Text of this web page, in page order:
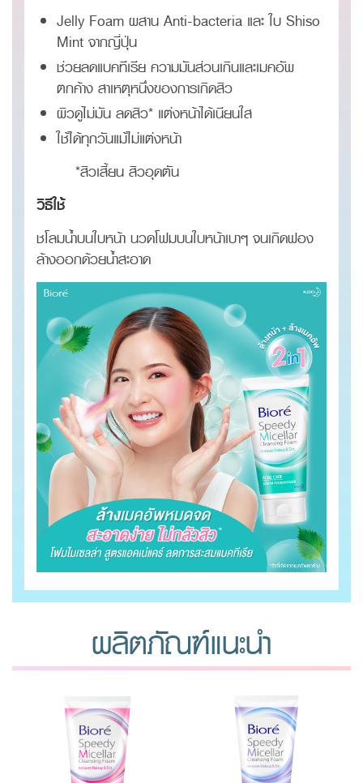
Jelly Foam ผสาน Anti-bacteria และ ใบ Shiso
Mint จากญี่ปุ่น
ช่วยลดแบคทีเรีย ความมันส่วนเกินและเมคอัพ
ตกค้าง สาเหตุหนึ่งของการเกิดสิว
ผิวดูไม่มัน ลดสิว* แต่งหน้าได้เนียนใส
ใช้ได้ทุกวันแม้ไม่แต่งหน้า
*สิวเสี้ยน สิวอุดตัน
วิธีใช้
ชโลมน้ำบนใบหน้า นวดโฟมบนใบหน้าเบาๆ จนเกิดฟอง
ล้างออกด้วยน้ำสะอาด
ผลิตภัณฑ์แนะนำ